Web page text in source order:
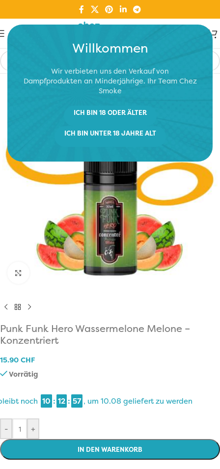
Willkommen
Wir verbieten uns den Verkauf von
Dampfprodukten an Minderjährige. Ihr Team Chez
Smoke
ICH BIN 18 ODER ÄLTER
ICH BIN UNTER 18 JAHRE ALT
Click to enlarge
Punk Funk Hero Wassermelone Melone –
Konzentriert
15.90 CHF
Vorrätig
noch 10 : 12 : 57 , um 10.08 geliefert zu werden
- +
IN DEN WARENKORB